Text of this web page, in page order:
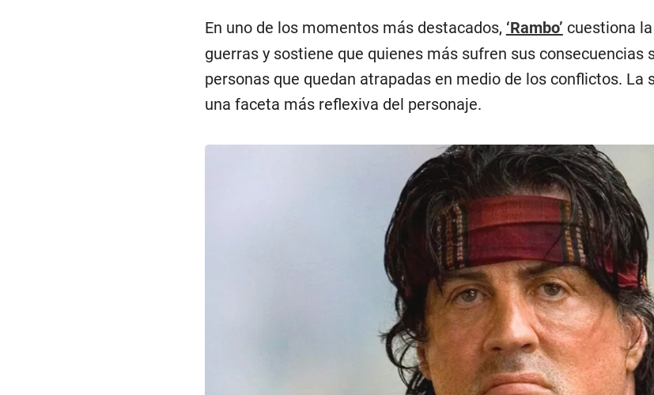
En uno de los momentos más destacados, ‘Rambo’ cuestiona
guerras y sostiene que quienes más sufren sus consecuencias
personas que quedan atrapadas en medio de los conflictos. La
una faceta más reflexiva del personaje.